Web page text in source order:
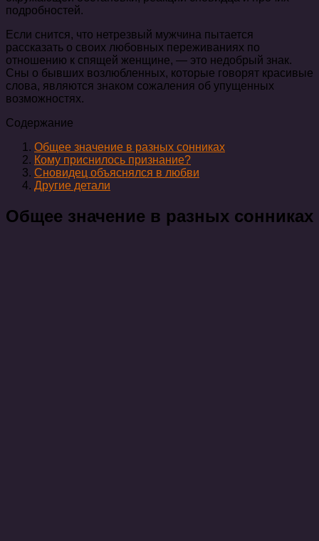
подробностей.
Если снится, что нетрезвый мужчина пытается
рассказать о своих любовных переживаниях по
отношению к спящей женщине, — это недобрый знак.
Сны о бывших возлюбленных, которые говорят красивые
слова, являются знаком сожаления об упущенных
возможностях.
Содержание
Общее значение в разных сонниках
Кому приснилось признание?
Сновидец объяснялся в любви
Другие детали
Общее значение в разных сонниках